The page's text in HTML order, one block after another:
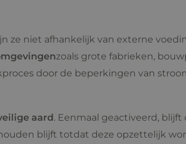
niet afhankelijk van externe
zoals grote fabrieken,
door de beperkingen van
aard . Eenmaal geactiveerd, blijft
blijft totdat deze opzettelijk